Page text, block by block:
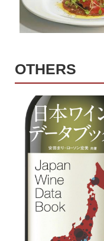
OTHERS